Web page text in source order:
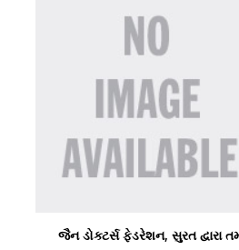
જૈન ડોક્ટર્સ ફેડરેશન, સુરત દ્વારા